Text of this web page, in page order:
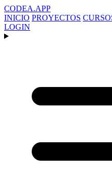
CODEA.APP
INICIO PROYECTOS
LOGIN